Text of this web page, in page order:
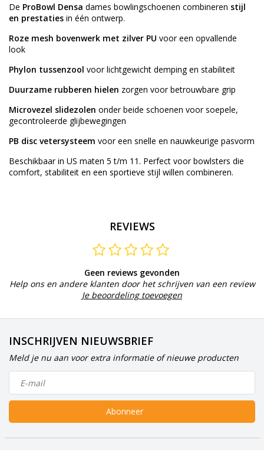
De ProBowl Densa dames bowlingschoenen combineren stijl
en prestaties in één ontwerp.
Roze mesh bovenwerk met zilver PU voor een opvallende
look
Phylon tussenzool voor lichtgewicht demping en stabiliteit
Duurzame rubberen hielen zorgen voor betrouwbare grip
Microvezel slidezolen onder beide schoenen voor soepele,
gecontroleerde glijbewegingen
PB disc vetersysteem voor een snelle en nauwkeurige pasvorm
Beschikbaar in US maten 5 t/m 11. Perfect voor bowlsters die
comfort, stabiliteit en een sportieve stijl willen combineren.
REVIEWS
Geen reviews gevonden
Help ons en andere klanten door het schrijven van een review
Je beoordeling toevoegen
INSCHRIJVEN NIEUWSBRIEF
Meld je nu aan voor extra informatie of nieuwe producten
Abonneer